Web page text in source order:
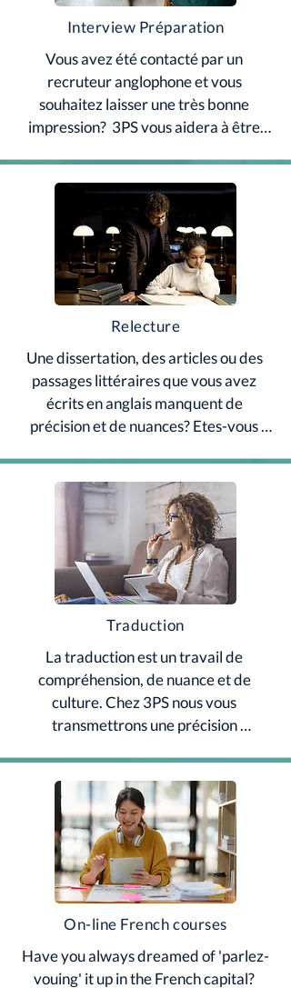
Interview Préparation
Vous avez été contacté par un
recruteur anglophone et vous
souhaitez laisser une très bonne
impression?  3PS vous aidera à être
Relecture
Une dissertation, des articles ou des
passages littéraires que vous avez
écrits en anglais manquent de
précision et de nuances? Etes-vous
solutions.
Contactez-Nous.
Traduction
La traduction est un travail de
compréhension, de nuance et de
culture. Chez 3PS nous vous
transmettrons une précision
On-line French courses
Have you always dreamed of 'parlez-
vouing' it up in the French capital?